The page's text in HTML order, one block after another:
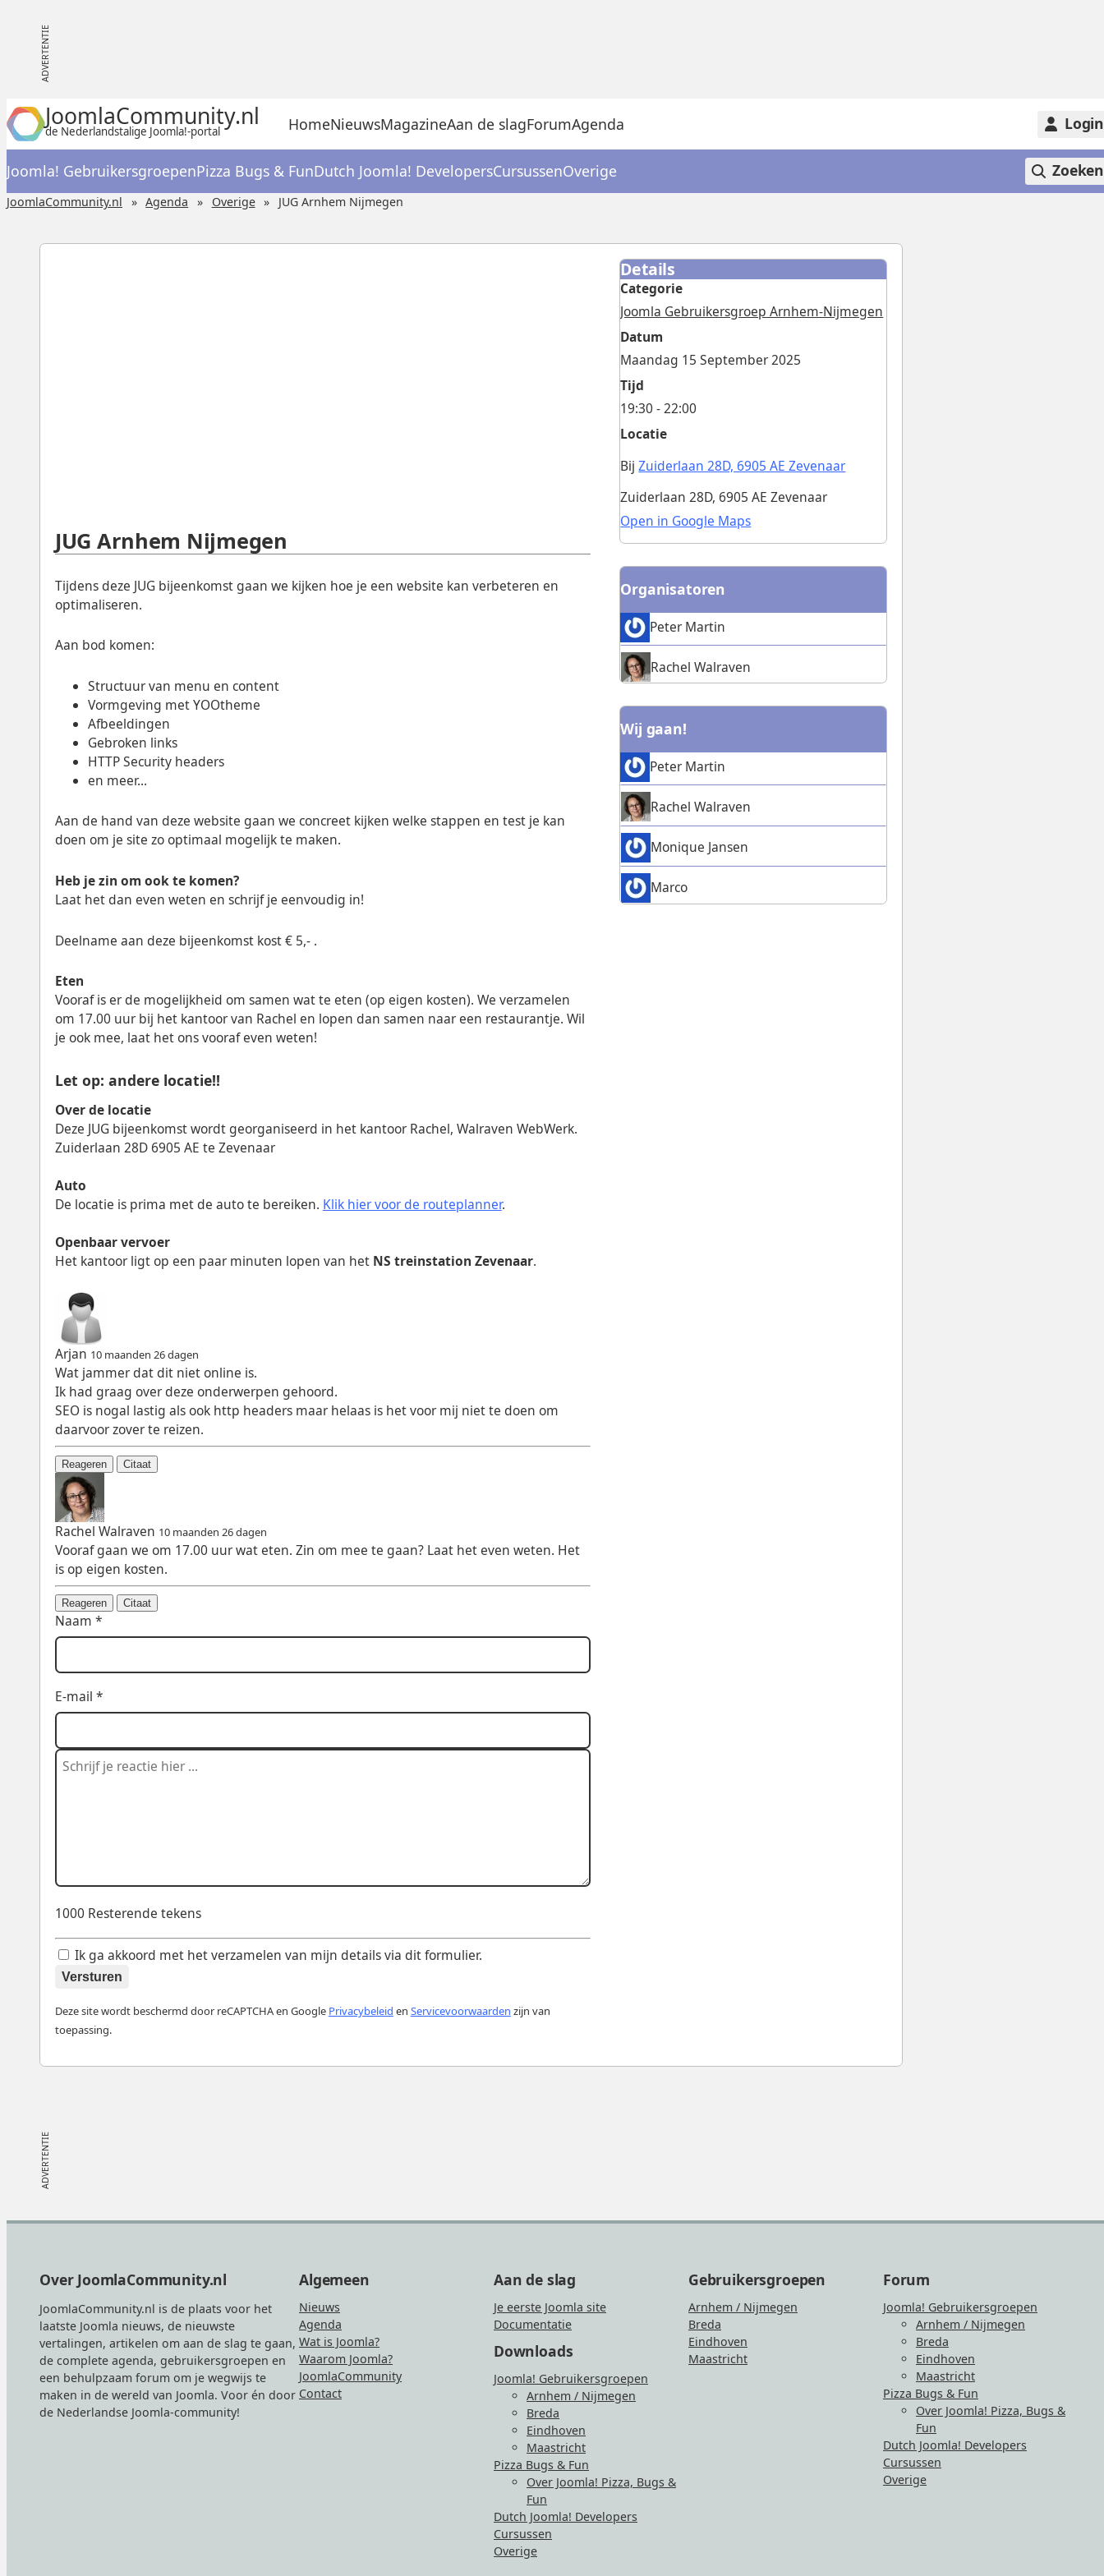
JoomlaCommunity.nl
de Nederlandstalige Joomla!-portal HomeNieuwsMagazineAan de slagForumAgenda Login
Joomla! GebruikersgroepenPizza Bugs & FunDutch Joomla! DevelopersCursussenOverige Zoeken
JoomlaCommunity.nl Agenda Overige JUG Arnhem Nijmegen
JUG Arnhem Nijmegen
Tijdens deze JUG bijeenkomst gaan we kijken hoe je een website kan verbeteren en
optimaliseren.
Aan bod komen:
Structuur van menu en content
Vormgeving met YOOtheme
Afbeeldingen
Gebroken links
HTTP Security headers
en meer...
Aan de hand van deze website gaan we concreet kijken welke stappen en test je kan
doen om je site zo optimaal mogelijk te maken.
Heb je zin om ook te komen?
Laat het dan even weten en schrijf je eenvoudig in!
Deelname aan deze bijeenkomst kost € 5,- .
Eten
Vooraf is er de mogelijkheid om samen wat te eten (op eigen kosten). We verzamelen
om 17.00 uur bij het kantoor van Rachel en lopen dan samen naar een restaurantje. Wil
je ook mee, laat het ons vooraf even weten!
Let op: andere locatie!!
Over de locatie
Deze JUG bijeenkomst wordt georganiseerd in het kantoor Rachel, Walraven WebWerk.
Zuiderlaan 28D 6905 AE te Zevenaar
Auto
De locatie is prima met de auto te bereiken. Klik hier voor de routeplanner.
Openbaar vervoer
Het kantoor ligt op een paar minuten lopen van het NS treinstation Zevenaar.
Arjan 10 maanden 26 dagen
Wat jammer dat dit niet online is.
Ik had graag over deze onderwerpen gehoord.
SEO is nogal lastig als ook http headers maar helaas is het voor mij niet te doen om
daarvoor zover te reizen.
Reageren Citaat
Rachel Walraven 10 maanden 26 dagen
Vooraf gaan we om 17.00 uur wat eten. Zin om mee te gaan? Laat het even weten. Het
is op eigen kosten.
Reageren Citaat
Naam *
E-mail *
1000 Resterende tekens
Ik ga akkoord met het verzamelen van mijn details via dit formulier.
Versturen
Deze site wordt beschermd door reCAPTCHA en Google Privacybeleid en Servicevoorwaarden zijn van
toepassing.
Details
Categorie
Joomla Gebruikersgroep Arnhem-Nijmegen
Datum
Maandag 15 September 2025
Tijd
19:30 - 22:00
Locatie
BijZuiderlaan 28D, 6905 AE Zevenaar
Zuiderlaan 28D, 6905 AE Zevenaar
Open in Google Maps
Organisatoren
Peter Martin
Rachel Walraven
Wij gaan!
Peter Martin
Rachel Walraven
Monique Jansen
Marco
Over JoomlaCommunity.nl
JoomlaCommunity.nl is de plaats voor het
laatste Joomla nieuws, de nieuwste
vertalingen, artikelen om aan de slag te gaan,
de complete agenda, gebruikersgroepen en
een behulpzaam forum om je wegwijs te
maken in de wereld van Joomla. Voor én door
de Nederlandse Joomla-community!
Algemeen
Nieuws
Agenda
Wat is Joomla?
Waarom Joomla?
JoomlaCommunity
Contact
Aan de slag
Je eerste Joomla site
Documentatie
Downloads
Joomla! Gebruikersgroepen
Arnhem / Nijmegen
Breda
Eindhoven
Maastricht
Pizza Bugs & Fun
Over Joomla! Pizza, Bugs &
Fun
Dutch Joomla! Developers
Cursussen
Overige
Gebruikersgroepen
Arnhem / Nijmegen
Breda
Eindhoven
Maastricht
Forum
Joomla! Gebruikersgroepen
Arnhem / Nijmegen
Breda
Eindhoven
Maastricht
Pizza Bugs & Fun
Over Joomla! Pizza, Bugs &
Fun
Dutch Joomla! Developers
Cursussen
Overige